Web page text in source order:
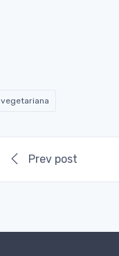
vegetariana
Prev post